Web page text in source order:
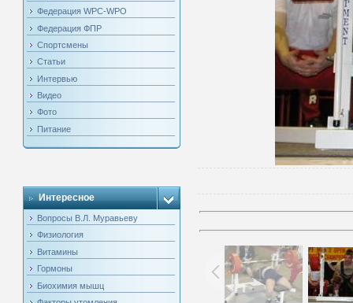
Федерация WPC-WPO
Федерация ФПР
Спортсмены
Статьи
Интервью
Видео
Фото
Питание
Интересное
Вопросы В.Л. Муравьеву
Физиология
Витамины
Гормоны
Биохимия мышц